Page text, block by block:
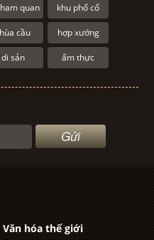
quan khu phố cổ
cầu hợp xướng
di sản ẩm thực
hóa thế giới